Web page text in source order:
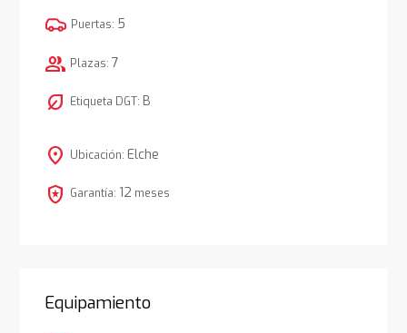
Puertas: 5
group Plazas: 7
nest_eco_leaf Etiqueta DGT: B
location_on Ubicación: Elche
local_police Garantía: 12 meses
Equipamiento